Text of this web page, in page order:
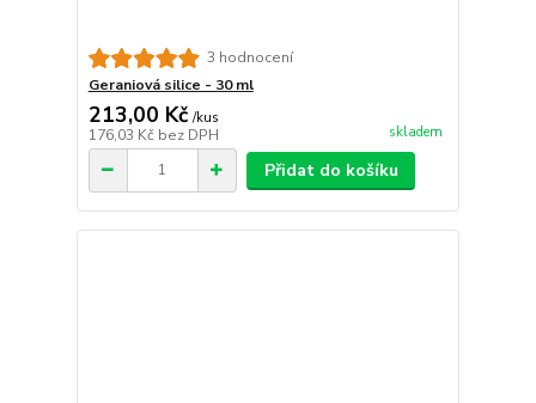
3 hodnocení
Geraniová silice - 30 ml
213,00 Kč /kus
176,03 Kč bez DPH skladem
Přidat do košíku